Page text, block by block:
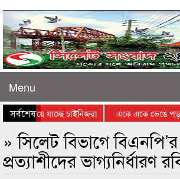
Menu
সর্বশেষ
নিয়ে যাচ্ছে চাইনিজরা একে একে ভেঙে
জন্যে কঠিন
দ্রুত ছড়াচ্ছে যৌনাঙ্গ
» সিলেট বিভাগে
প্রত্যাশীদের ভাগ্যনির্ধারণ